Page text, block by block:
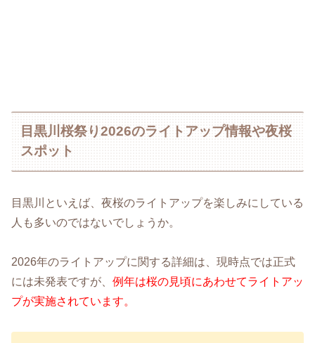
目黒川桜祭り2026のライトアップ情報や夜桜
スポット
目黒川といえば、夜桜のライトアップを楽しみにしている
人も多いのではないでしょうか。
2026年のライトアップに関する詳細は、現時点では正式
には未発表ですが、 例年は桜の見頃にあわせてライトアッ
プが実施されています。